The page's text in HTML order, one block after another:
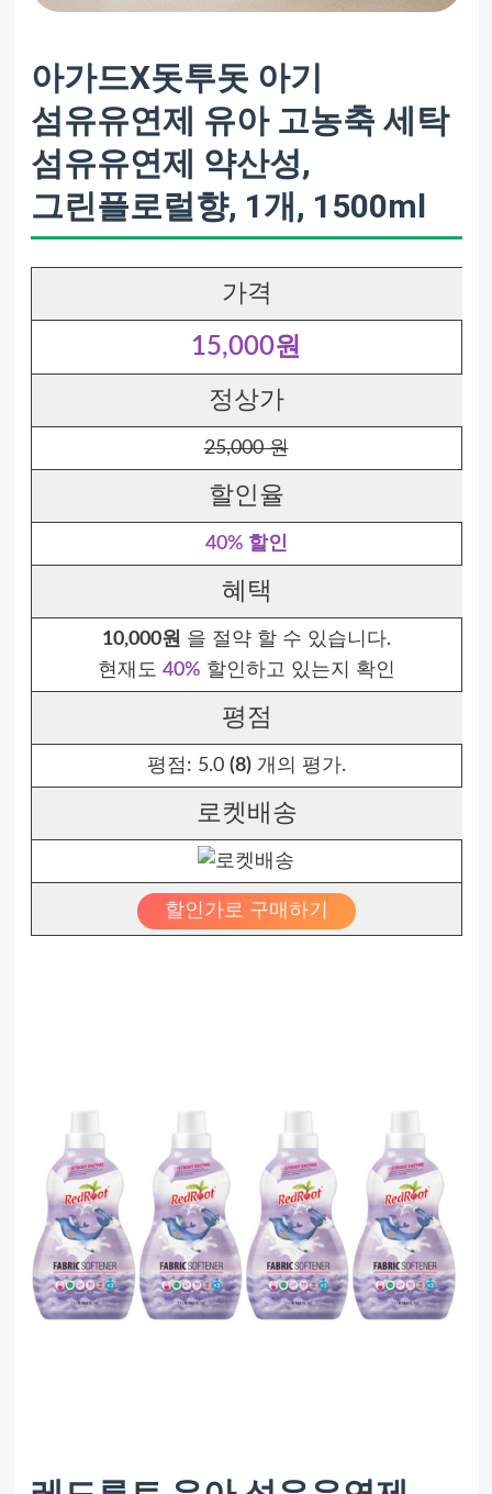
아가드X돗투돗 아기
섬유유연제 유아 고농축 세탁
섬유유연제 약산성,
그린플로럴향, 1개, 1500ml
가격
15,000원
정상가
25,000 원
할인율
40% 할인
혜택
10,000원 을 절약 할 수 있습니다.
현재도 40% 할인하고 있는지 확인
평점
평점: 5.0 (8)개의 평가.
로켓배송
할인가로 구매하기